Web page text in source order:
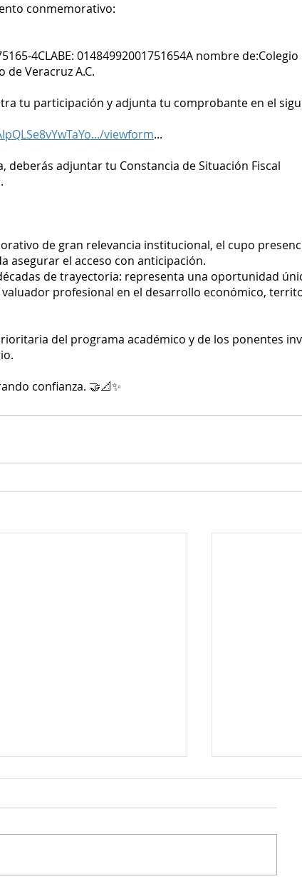
conmemorativo:
4CLABE: 01484992001751654A nombre de:Colegio
Veracruz A.C.
tu participación y adjunta tu comprobante en el
viewform...
adjuntar tu Constancia de Situación Fiscal
de gran relevancia institucional, el cupo
asegurar el acceso con anticipación.
de trayectoria: representa una oportunidad
profesional en el desarrollo económico,
del programa académico y de los ponentes
confianza. 🤝📐✨